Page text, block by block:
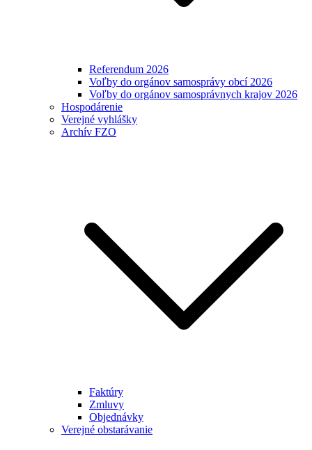
Referendum 2026
Voľby do orgánov samosprávy obcí 2026
Voľby do orgánov samosprávnych krajov 2026
Hospodárenie
Verejné vyhlášky
Archív FZO
Faktúry
Zmluvy
Objednávky
Verejné obstarávanie